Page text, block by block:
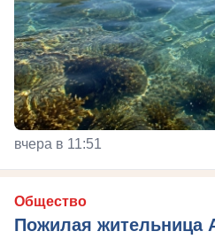
вчера в 11:51
Общество
Пожилая жительница